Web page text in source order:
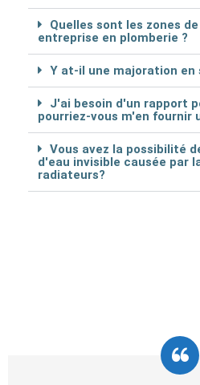
Quelles sont les zones
entreprise en plomberie ?
Y at-il une majoration en
J'ai besoin d'un rapport
pourriez-vous m'en fournir
Vous avez la possibilité
d'eau invisible causée par
radiateurs?